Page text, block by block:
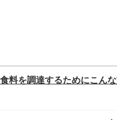
料を調達するためにこん